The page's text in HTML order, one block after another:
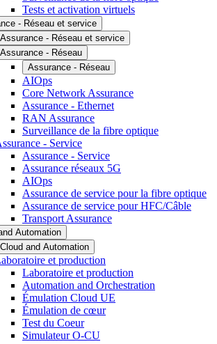
Tests et activation virtuels
- Réseau et service
Assurance - Réseau et service
Assurance - Réseau
Assurance - Réseau
AIOps
Core Network Assurance
Assurance - Ethernet
RAN Assurance
Surveillance de la fibre optique
- Service
Assurance - Service
Assurance réseaux 5G
AIOps
Assurance de service pour la fibre optique
Assurance de service pour HFC/Câble
Transport Assurance
Automation
Cloud and Automation
et production
Laboratoire et production
Automation and Orchestration
Émulation Cloud UE
Émulation de cœur
Test du Coeur
Simulateur O-CU